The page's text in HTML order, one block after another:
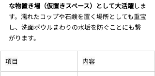
な物置き場（仮置きスペース）として大活躍しま
す。濡れたコップや石鹸を置く場所としても重宝
し、洗面ボウルまわりの水垢を防ぐことにも繋
がります。
項目 内容